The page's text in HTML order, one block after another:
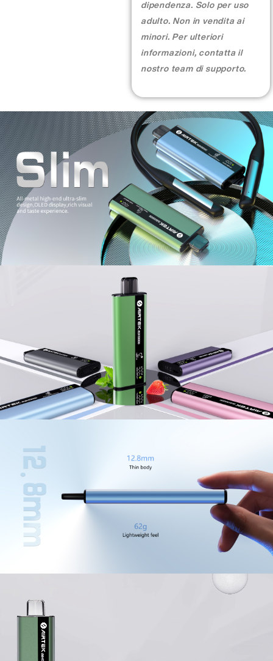
dipendenza. Solo per uso
adulto. Non in vendita ai
minori. Per ulteriori
informazioni, contatta il
nostro team di supporto.